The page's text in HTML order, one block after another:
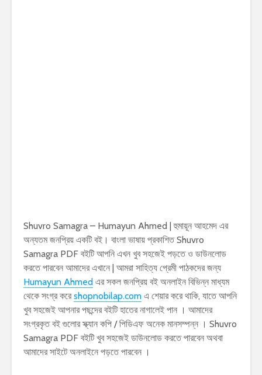
Shuvro Samagra – Humayun Ahmed | হুমায়ূন আহমেদ এর
অন্যতম জনপ্রিয় একটি বই। বাংলা ভাষায় প্রকাশিত Shuvro
Samagra PDF বইটি আপনি এখন খুব সহজেই পড়তে ও ডাউনলোড
করতে পারবেন আমাদের এখানে | আমরা সাহিত্য প্রেমী পাঠকদের জন্য
Humayun Ahmed এর সকল জনপ্রিয় বই অনলাইন বিভিন্ন মাধ্যম
থেকে সংগ্র করেshopnobilap.com এ শেয়ার করে থাকি, যাতে আপনি
খুব সহজেই আপনার পছন্দের বইটি হাতের নাগালেই পান । আমাদের
সংগ্রকৃত বই গুলোর স্ক্যান কপি / পিডিএফ অনেক মানসম্পন্ন । Shuvro
Samagra PDF বইটি খুব সহজেই ডাউনলোড করতে পারবেন অথবা
আমাদের সাইটে অনলাইনে পড়তে পারবেন ।